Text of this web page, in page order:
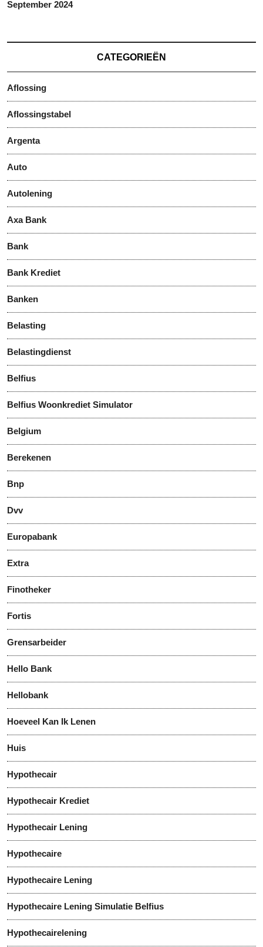
September 2024
CATEGORIEËN
Aflossing
Aflossingstabel
Argenta
Auto
Autolening
Axa Bank
Bank
Bank Krediet
Banken
Belasting
Belastingdienst
Belfius
Belfius Woonkrediet Simulator
Belgium
Berekenen
Bnp
Dvv
Europabank
Extra
Finotheker
Fortis
Grensarbeider
Hello Bank
Hellobank
Hoeveel Kan Ik Lenen
Huis
Hypothecair
Hypothecair Krediet
Hypothecair Lening
Hypothecaire
Hypothecaire Lening
Hypothecaire Lening Simulatie Belfius
Hypothecairelening